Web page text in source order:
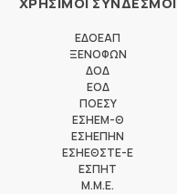
ΕΔΟΕΑΠ
ΞΕΝΟΦΩΝ
ΔΟΔ
ΕΟΔ
ΠΟΕΣΥ
ΕΣΗΕΜ-Θ
ΕΣΗΕΠΗΝ
ΕΣΗΕΘΣΤΕ-Ε
ΕΣΠΗΤ
M.M.E.